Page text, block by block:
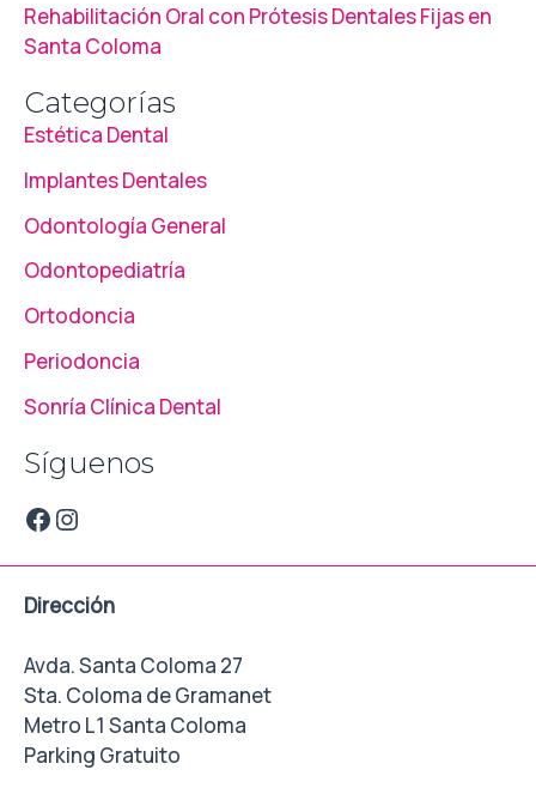
Rehabilitación Oral con Prótesis Dentales Fijas en
Santa Coloma
Categorías
Estética Dental
Implantes Dentales
Odontología General
Odontopediatría
Ortodoncia
Periodoncia
Sonría Clínica Dental
Síguenos
Dirección
Avda. Santa Coloma 27
Sta. Coloma de Gramanet
Metro L1 Santa Coloma
Parking Gratuito